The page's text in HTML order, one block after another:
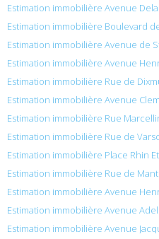
Estimation immobilière Avenue
Estimation immobilière Boulevard
Estimation immobilière Avenue de
Estimation immobilière Avenue
Estimation immobilière Rue de
Estimation immobilière Avenue
Estimation immobilière Rue
Estimation immobilière Rue de
Estimation immobilière Place Rhin
Estimation immobilière Rue de
Estimation immobilière Avenue
Estimation immobilière Avenue
Estimation immobilière Avenue